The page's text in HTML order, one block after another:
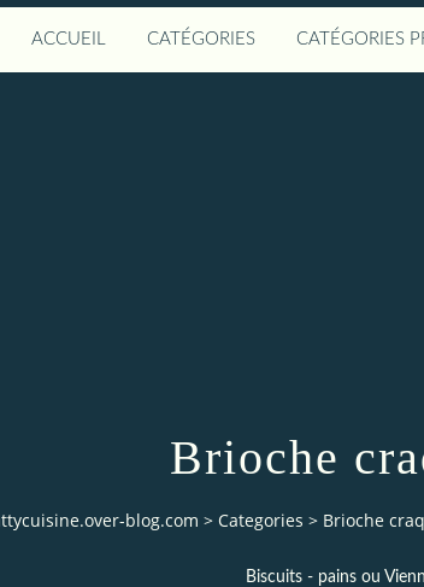
ACCUEIL CATÉGORIES CATÉGORIES
Brioche
blog.com > Categories > Brioche
Biscuits - pains ou